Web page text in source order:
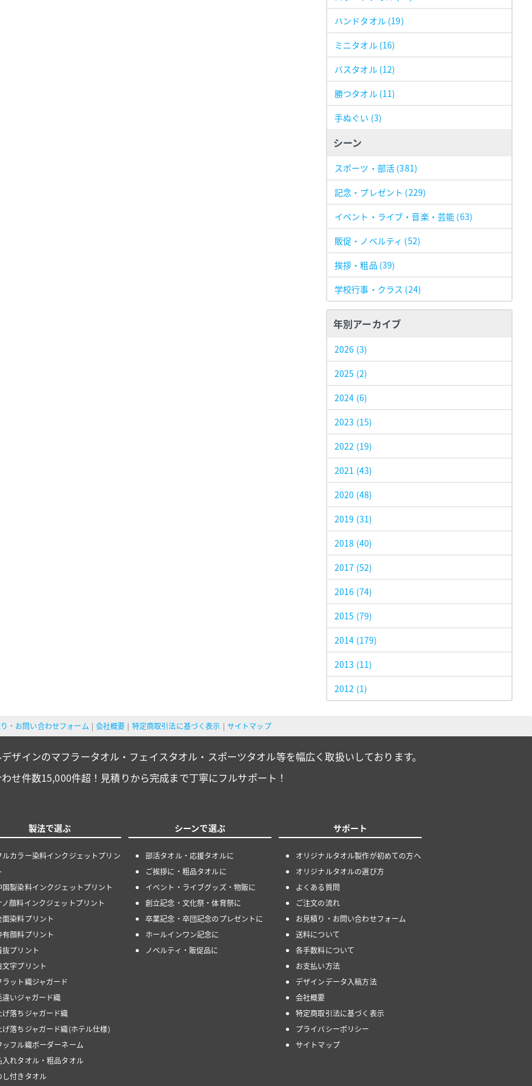
ハンドタオル (19)
ミニタオル (16)
バスタオル (12)
勝つタオル (11)
手ぬぐい (3)
シーン
スポーツ・部活 (381)
記念・プレゼント (229)
イベント・ライブ・音楽・芸能 (63)
販促・ノベルティ (52)
挨拶・粗品 (39)
学校行事・クラス (24)
年別アーカイブ
2026 (3)
2025 (2)
2024 (6)
2023 (15)
2022 (19)
2021 (43)
2020 (48)
2019 (31)
2018 (40)
2017 (52)
2016 (74)
2015 (79)
2014 (179)
2013 (11)
2012 (1)
・お問い合わせフォーム 会社概要 特定商取引法に基づく表示 サイトマップ
ザインのマフラータオル・フェイスタオル・スポーツタオル等を幅広く取扱いしております。
せ件数15,000件超！見積りから完成まで丁寧にフルサポート！
製法で選ぶ
ルカラー染料インクジェットプリン
国製染料インクジェットプリント
ノ顔料インクジェットプリント
面染料プリント
有顔料プリント
抜プリント
文字プリント
ラット織ジャガード
違いジャガード織
げ落ちジャガード織
げ落ちジャガード織(ホテル仕様)
ッフル織ボーダーネーム
入れタオル・粗品タオル
し付きタオル
シーンで選ぶ
部活タオル・応援タオルに
ご挨拶に・粗品タオルに
イベント・ライブグッズ・物販に
創立記念・文化祭・体育祭に
卒業記念・卒団記念のプレゼントに
ホールインワン記念に
ノベルティ・販促品に
サポート
オリジナルタオル製作が初めての方へ
オリジナルタオルの選び方
よくある質問
ご注文の流れ
お見積り・お問い合わせフォーム
送料について
各手数料について
お支払い方法
デザインデータ入稿方法
会社概要
特定商取引法に基づく表示
プライバシーポリシー
サイトマップ